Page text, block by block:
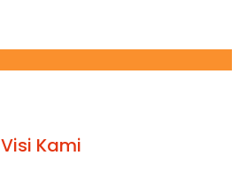
Visi Kami